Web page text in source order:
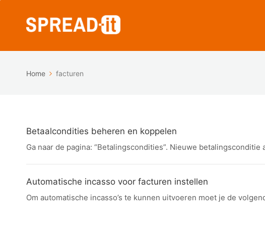
Home facturen
Betaalcondities beheren en koppelen
Ga naar de pagina: “Betalingscondities”. Nieuwe
Automatische incasso voor facturen instellen
Om automatische incasso’s te kunnen uitvoeren moet je de